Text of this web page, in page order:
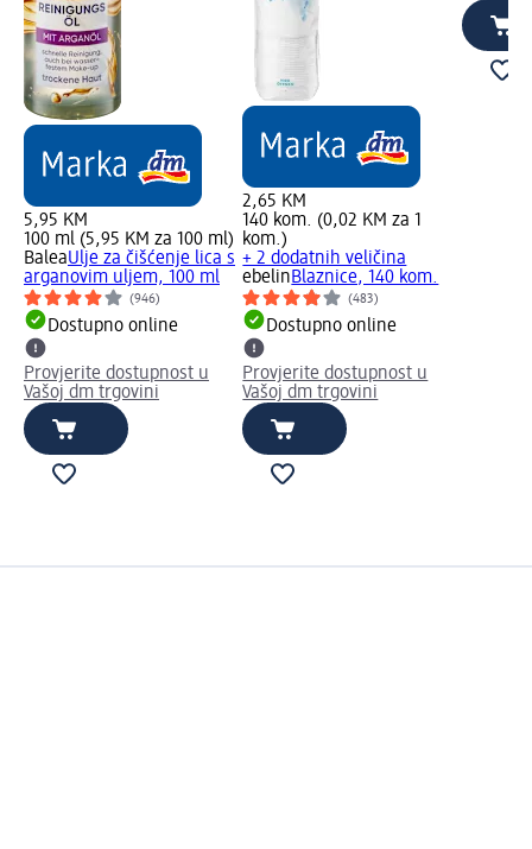
5,95 KM
100 ml (5,95 KM za 100 ml)
BaleaUlje za čišćenje lica s
arganovim uljem, 100 ml
(946)
Dostupno online
Provjerite dostupnost u
Vašoj dm trgovini
2,65 KM
140 kom. (0,02 KM za 1
kom.)
+ 2 dodatnih veličina
ebelinBlaznice, 140 kom.
(483)
Dostupno online
Provjerite dostupnost u
Vašoj dm trgovini